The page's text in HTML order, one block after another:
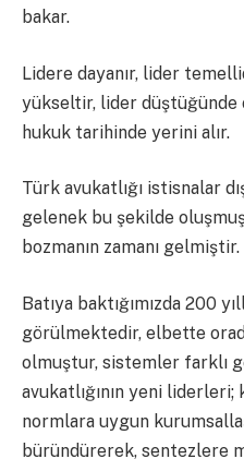
bakar.
Lidere dayanır, lider
yükseltir, lider düştüğünde
hukuk tarihinde yerini alır.
Türk avukatlığı istisnalar
gelenek bu şekilde
bozmanın zamanı gelmiştir.
Batıya baktığımızda 200
görülmektedir, elbette
olmuştur, sistemler farklı
avukatlığının yeni
normlara uygun
büründürerek, sentezlere